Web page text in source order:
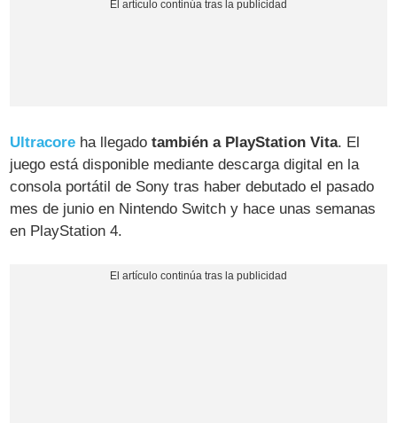
Ultracore ha llegado también a PlayStation Vita. El
juego está disponible mediante descarga digital en la
consola portátil de Sony tras haber debutado el pasado
mes de junio en Nintendo Switch y hace unas semanas
en PlayStation 4.